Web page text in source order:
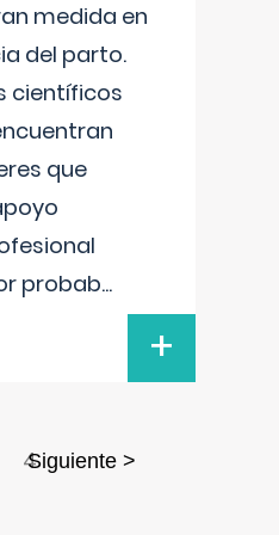
medida en
del parto.
científicos
que
probab...
+
4
Siguiente >